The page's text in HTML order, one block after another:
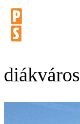
diákváros